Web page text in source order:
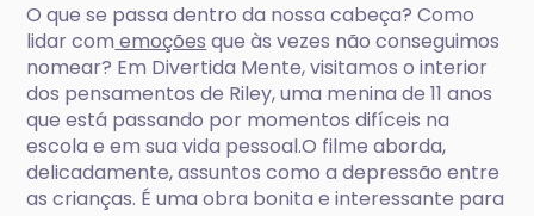
O que se passa dentro da nossa cabeça? Como
lidar com emoções que às vezes não conseguimos
nomear? Em Divertida Mente, visitamos o interior
dos pensamentos de Riley, uma menina de 11 anos
que está passando por momentos difíceis na
escola e em sua vida pessoal.O filme aborda,
delicadamente, assuntos como a depressão entre
as crianças. É uma obra bonita e interessante para